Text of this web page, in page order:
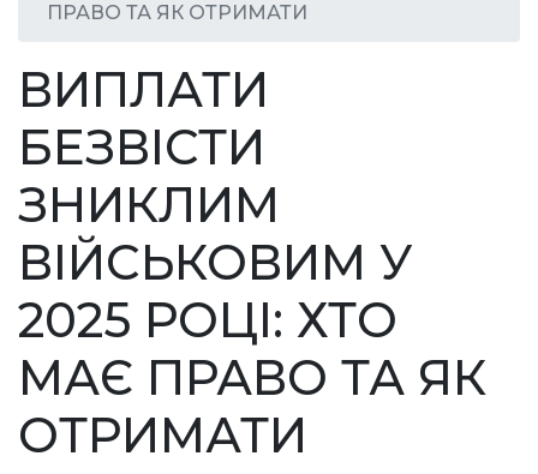
ПРАВО ТА ЯК ОТРИМАТИ
ВИПЛАТИ
БЕЗВІСТИ
ЗНИКЛИМ
ВІЙСЬКОВИМ У
2025 РОЦІ: ХТО
МАЄ ПРАВО ТА ЯК
ОТРИМАТИ